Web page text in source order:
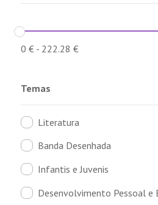
0 €- 222.28 €
Temas
Literatura
Banda Desenhada
Infantis e Juvenis
Desenvolvimento Pessoal e